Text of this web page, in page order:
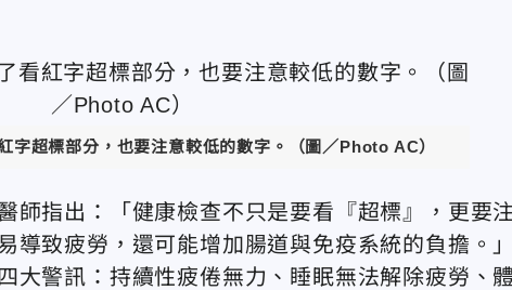
字超標部分，也要注意較低的數字。 （圖／Photo AC）
師指出：「健康檢查不只是要看『超標』，更要
導致疲勞，還可能增加腸道與免疫系統的負擔。
大警訊：持續性疲倦無力、睡眠無法解除疲勞、